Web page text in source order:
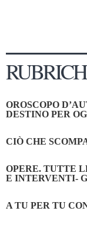
Tabù Festival
A Tutto Volume
Marketing
OROSCOPO
DESTINO PER
CIÒ CHE
OPERE. TUTTE
E INTERVENTI-
A TU PER TU